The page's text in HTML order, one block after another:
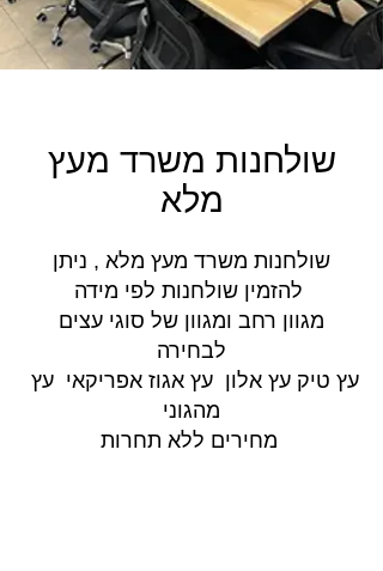
שולחנות משרד מעץ
מלא
שולחנות משרד מעץ מלא , ניתן
מגוון רחב ומגוון של סוגי עצים
לבחירה
מהגוני